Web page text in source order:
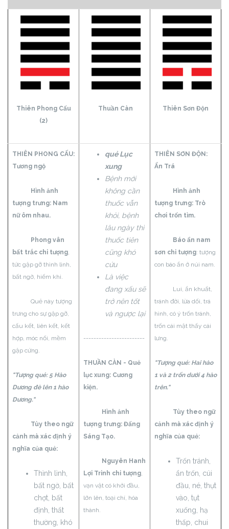
Thiên Phong Cấu
(2)
Thuần Càn Thiên Sơn Độn
THIÊN PHONG CẤU:
Tương ngộ
Hình ảnh
tượng trưng: Nam
nữ ôm nhau.
Phong vân
bất trắc chi tượng,
tức gặp gỡ thình lình,
bất ngờ, hiếm khi.
Quẻ này tượng
trưng cho sự gặp gỡ,
cấu kết, liên kết, kết
hợp, móc nối, mềm
gặp cứng.
"Tượng quẻ: 5 Hào
Dương đè lên 1 hào
Dương."
Tùy theo ngữ
cảnh mà xác định ý
nghĩa của quẻ:
Thình lình,
bất ngờ, bất
chợt, bất
định, thất
thường, khó
quẻ Lục
xung
Bệnh mới
không cần
thuốc vẫn
khỏi, bệnh
lâu ngày thì
thuốc tiên
cũng khó
cứu
Là việc
đang xấu sẽ
trở nên tốt
và ngược lại
------------------------
THUẦN CÀN - Quẻ
lục xung: Cương
kiện.
Hình ảnh
tượng trưng: Đấng
Sáng Tạo.
Nguyên Hanh
Lợi Trinh chi tượng,
vạn vật có khởi đầu,
lớn lên, toại chí, hóa
thành.
THIÊN SƠN ĐỘN:
Ẩn Trá
Hình ảnh
tượng trưng: Trò
chơi trốn tìm.
Báo ẩn nam
sơn chi tượng: tượng
con báo ẩn ở núi nam.
Lui, ẩn khuất,
tránh đời, lừa dối, trá
hình, có ý trốn tránh,
trốn cái mặt thấy cái
lưng.
"Tượng quẻ: Hai hào
1 và 2 trốn dưới 4 hào
trên."
Tùy theo ngữ
cảnh mà xác định ý
nghĩa của quẻ:
Trốn tránh,
ẩn trốn, cúi
đầu, né, thụt
vào, tụt
xuống, hạ
thấp, chui